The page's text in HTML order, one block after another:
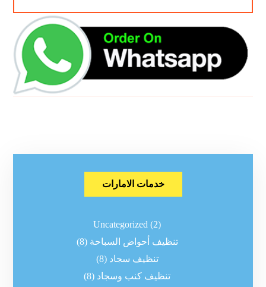
خدمات الامارات
Uncategorized (2)
تنظيف أحواض السباحة (8)
تنظيف سجاد (8)
تنظيف كنب وسجاد (8)